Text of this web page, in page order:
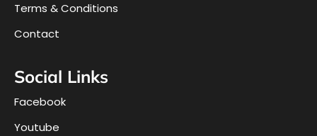
Terms & Conditions
Contact
Social Links
Facebook
Youtube